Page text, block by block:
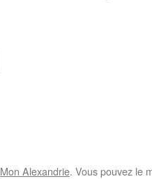
Mon Alexandrie. Vous pouvez le